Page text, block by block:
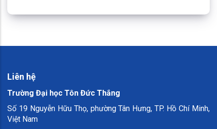
Liên hệ
Trường Đại học Tôn Đức Thắng
Số 19 Nguyễn Hữu Thọ, phường Tân Hưng, TP. Hồ Chí Minh,
Việt Nam